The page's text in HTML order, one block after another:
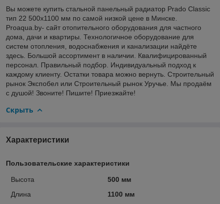
Вы можете купить стальной панельный радиатор Prado Classic
тип 22 500x1100 мм по самой низкой цене в Минске.
Proaqua.by- сайт отопительного оборудования для частного
дома, дачи и квартиры. Технологичное оборудование для
систем отопления, водоснабжения и канализации найдёте
здесь. Большой ассортимент в наличии. Квалифицированный
персонал. Правильный подбор. Индивидуальный подход к
каждому клиенту. Остатки товара можно вернуть. Строительный
рынок Экспобел или Строительный рынок Уручье. Мы продаём
с душой! Звоните! Пишите! Приезжайте!
Скрыть
Характеристики
Пользовательские характеристики
Высота
500 мм
Длина
1100 мм